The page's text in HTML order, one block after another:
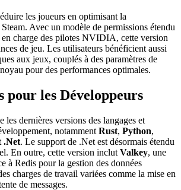
les joueurs en optimisant la
Avec un modèle de permissions étendu
charge des pilotes NVIDIA, cette version
de jeu. Les utilisateurs bénéficient aussi
aux jeux, couplés à des paramètres de
pour des performances optimales.
pour les Développeurs
les dernières versions des langages et
notamment Rust, Python,
.Net. Le support de .Net est désormais étendu
En outre, cette version inclut Valkey, une
à Redis pour la gestion des données
charges de travail variées comme la mise en
de messages.